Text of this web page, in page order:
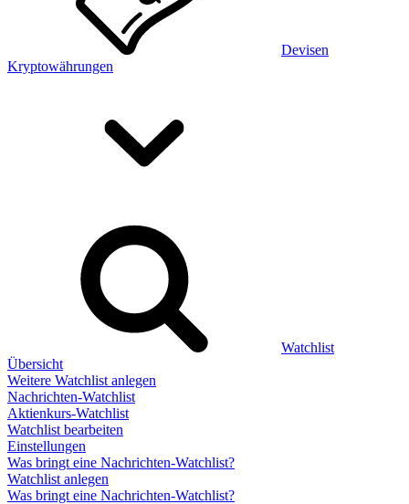
Devisen
Kryptowährungen
Watchlist
Übersicht
Weitere Watchlist anlegen
Nachrichten-Watchlist
Aktienkurs-Watchlist
Watchlist bearbeiten
Einstellungen
Was bringt eine Nachrichten-Watchlist?
Watchlist anlegen
Was bringt eine Nachrichten-Watchlist?